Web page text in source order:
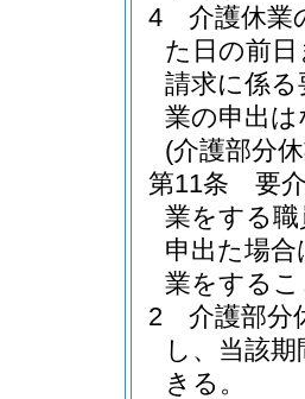
4
介護休業
た日の前
請求に係
業の申出
(介護部分
第11条
要
業をする
申出た場
業をする
2
介護部分
し、当該
きる。